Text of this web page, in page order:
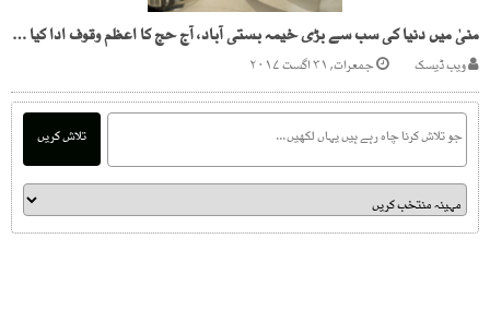
منیٰ میں دنیا کی سب سے بڑی خیمہ بستی آباد، آج حج کا اعظم وقوف ادا کیا جائے گا
ویب ڈیسک جمعرات, ۳۱ اگست ۲۰۱۷
تلاش کریں